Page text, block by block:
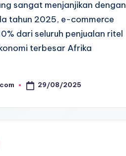
sangat menjanjikan dengan
tahun 2025, e-commerce
dari seluruh penjualan ritel
terbesar Afrika
29/08/2025